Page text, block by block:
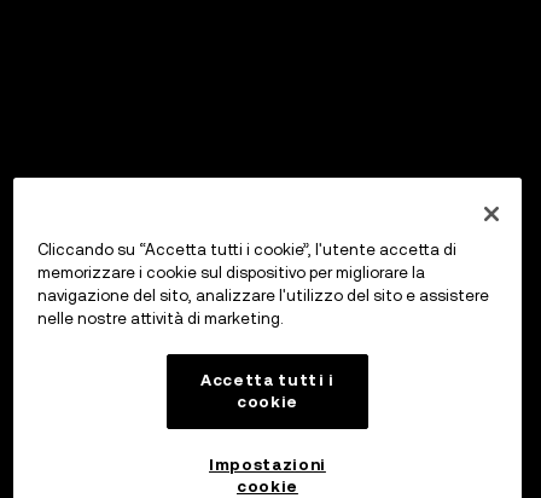
Cliccando su “Accetta tutti i cookie”, l'utente accetta di
memorizzare i cookie sul dispositivo per migliorare la
navigazione del sito, analizzare l'utilizzo del sito e assistere
nelle nostre attività di marketing.
Accetta tutti i
cookie
Impostazioni
cookie